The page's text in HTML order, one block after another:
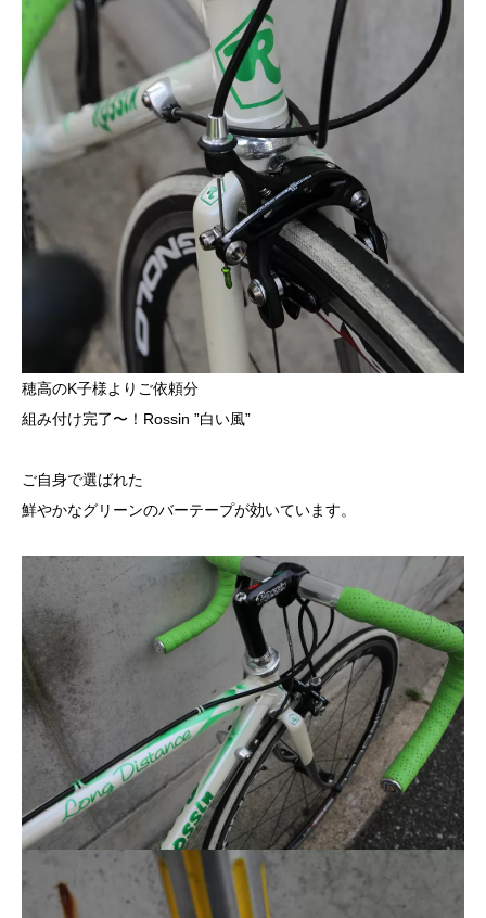
穂高のK子様よりご依頼分
組み付け完了〜！Rossin ”白い風”
ご自身で選ばれた
鮮やかなグリーンのバーテープが効いています。